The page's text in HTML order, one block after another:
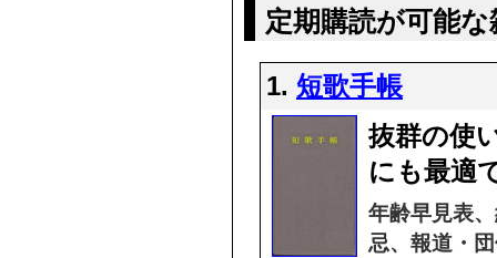
定期購読が可能
1. 短歌手帳
抜群の使
にも最適
年齢早見表
忌、報道・